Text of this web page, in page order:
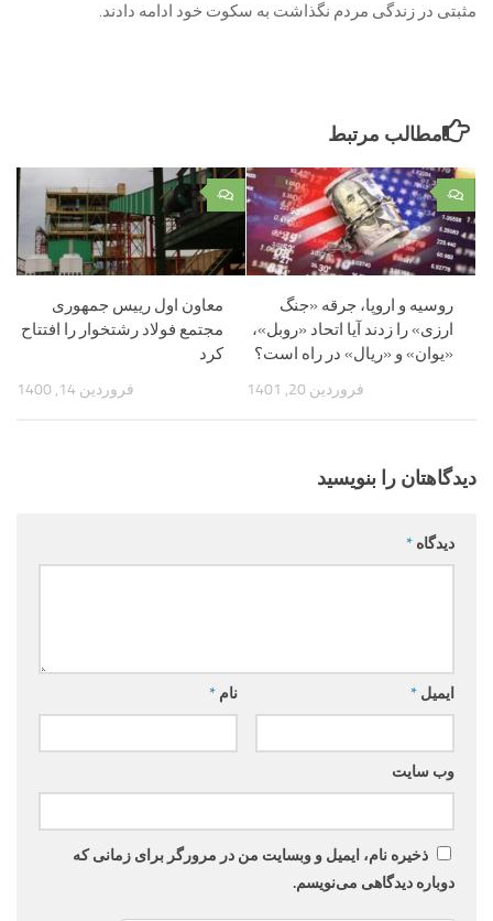
مثبتی در زندگی مردم نگذاشت به سکوت خود ادامه دادند.
مطالب مرتبط
۰
معاون اول رییس جمهوری
مجتمع فولاد رشتخوار را افتتاح
کرد
فروردین 14, 1400
۰
روسیه و اروپا، جرقه «جنگ
ارزی» را زدند آیا اتحاد «روبل»،
«یوان» و «ریال» در راه است؟
فروردین 20, 1401
دیدگاهتان را بنویسید
دیدگاه *
نام * ایمیل *
وب‌ سایت
ذخیره نام، ایمیل و وبسایت من در مرورگر برای زمانی که
دوباره دیدگاهی می‌نویسم.